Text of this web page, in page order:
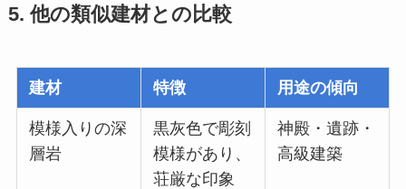
5. 他の類似建材との比較
建材 特徴 用途の傾向
模様入りの深
層岩
黒灰色で彫刻
模様があり、
荘厳な印象
神殿・遺跡・
高級建築